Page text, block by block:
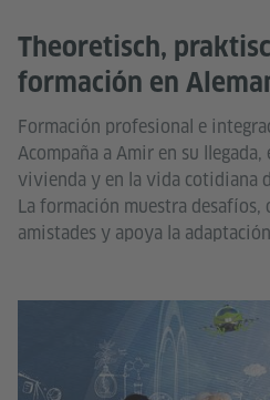
Theoretisch,
formación en
Formación profesional e
Acompaña a Amir en su llegada,
vivienda y en la vida cotidiana
La formación muestra desafíos,
amistades y apoya la